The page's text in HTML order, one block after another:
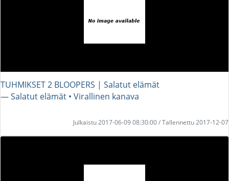
TUHMIKSET 2 BLOOPERS | Salatut elämät
― Salatut elämät • Virallinen kanava
Julkaistu 2017-06-09 08:30:00 / Tallennettu 2017-12-07